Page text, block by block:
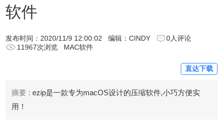
软件
发布时间： 2020/11/9 12:00:02 编辑：CINDY
0人评论
11967次浏览
MAC软件
直达下载
摘要 : ezip是一款专为macOS设计的压缩软件,小巧方便实
用！